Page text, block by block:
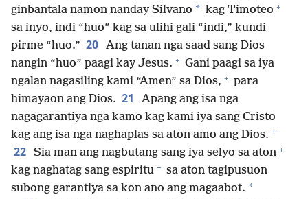
ginbantala namon nanday Silvano * kag Timoteo +
sa inyo, indi “huo” kag sa ulihi gali “indi,” kundi
pirme “huo.” 20 Ang tanan nga saad sang Dios
nangin “huo” paagi kay Jesus. + Gani paagi sa iya
ngalan nagasiling kami “Amen” sa Dios, + para
himayaon ang Dios. 21
Apang ang isa nga
nagagarantiya nga kamo kag kami iya sang Cristo
kag ang isa nga naghaplas sa aton amo ang Dios. +
22 Sia man ang nagbutang sang iya selyo sa aton +
kag naghatag sang espiritu + sa aton tagipusuon
subong garantiya sa kon ano ang magaabot. *